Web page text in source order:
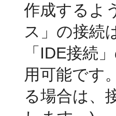
作成するよ
ス」の接続
「IDE接続
用可能です
る場合は、